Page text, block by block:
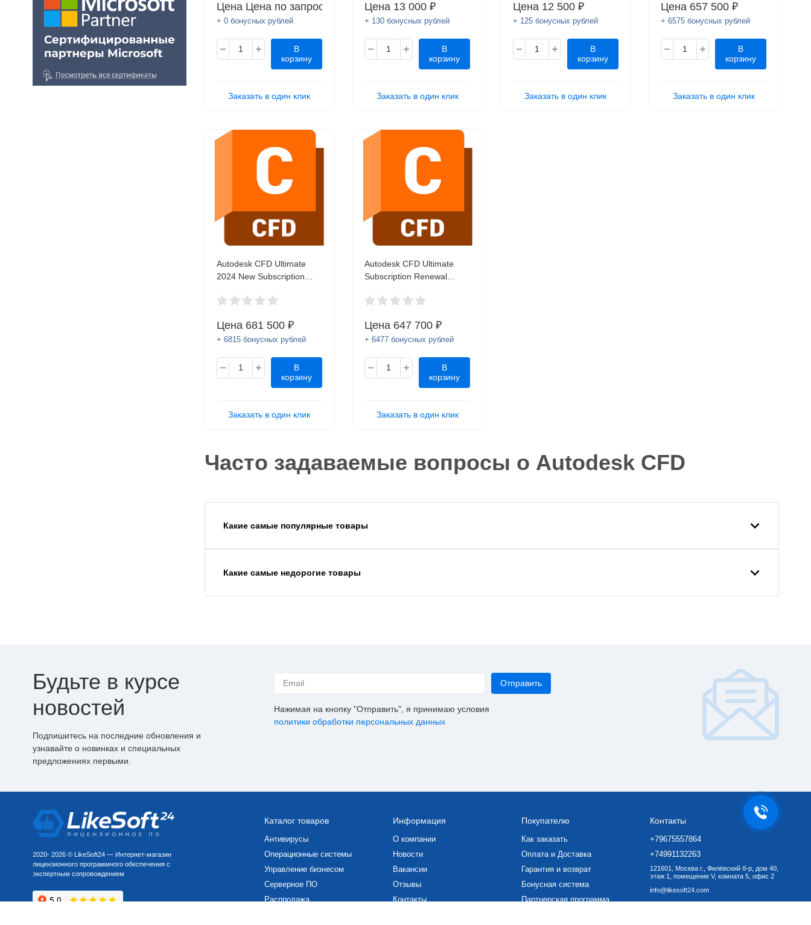
Цена Цена по запросу
+ 0 бонусных рублей
В
корзину
Заказать в один клик
Цена 13 000 ₽
+ 130 бонусных рублей
В
корзину
Заказать в один клик
Цена 12 500 ₽
+ 125 бонусных рублей
В
корзину
Заказать в один клик
Цена 657 500 ₽
+ 6575 бонусных рублей
В
корзину
Заказать в один клик
Autodesk CFD Ultimate
2024 New Subscription
Цена 681 500 ₽
+ 6815 бонусных рублей
В
корзину
Заказать в один клик
Autodesk CFD Ultimate
Subscription Renewal
Цена 647 700 ₽
+ 6477 бонусных рублей
В
корзину
Заказать в один клик
Часто задаваемые вопросы о Autodesk CFD
Какие самые популярные товары
Какие самые недорогие товары
Будьте в курсе
новостей
Подпишитесь на последние обновления и
узнавайте о новинках и специальных
предложениях первыми.
Нажимая на кнопку "Отправить", я принимаю условия
политики обработки персональных данных
2020- 2026 © LikeSoft24 — Интернет-магазин
лицензионного программного обеспечения с
экспертным сопровождением
Каталог товаров
Антивирусы
Операционные системы
Управление бизнесом
Серверное ПО
Распродажа
Информация
О компании
Новости
Вакансии
Отзывы
Контакты
Покупателю
Как заказать
Оплата и Доставка
Гарантия и возврат
Бонусная система
Партнерская программа
Контакты
+79675557864
+74991132263
121601, Москва г., Филёвский б-р, дом 40,
этаж 1, помещение V, комната 5, офис 2
info@likesoft24.com